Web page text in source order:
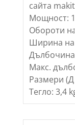
сайта
Мощност:
Обороти
Ширина на
Дълбочина
Макс.
Размери
Тегло: 3,4